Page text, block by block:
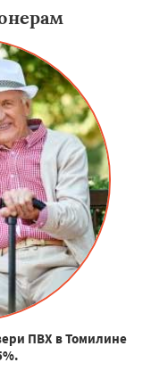
ПВХ в Томилине